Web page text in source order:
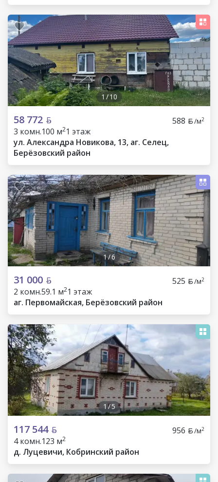
1/10
58 772 588 /м2
3 комн.100 м21 этаж
ул. Александра Новикова, 13, аг. Селец,
Берёзовский район
1/6
31 000 525 /м2
2 комн.59.1 м21 этаж
аг. Первомайская, Берёзовский район
1/5
117 544 956 /м2
4 комн.123 м2
д. Луцевичи, Кобринский район